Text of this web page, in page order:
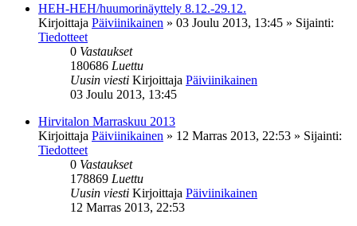
HEH-HEH/huumorinäyttely 8.12.-29.12.
Kirjoittaja Päiviinikainen » 03 Joulu 2013, 13:45 » Sijainti:
Tiedotteet
0 Vastaukset
180686 Luettu
Uusin viesti Kirjoittaja Päiviinikainen
03 Joulu 2013, 13:45
Hirvitalon Marraskuu 2013
Kirjoittaja Päiviinikainen » 12 Marras 2013, 22:53 » Sijainti:
Tiedotteet
0 Vastaukset
178869 Luettu
Uusin viesti Kirjoittaja Päiviinikainen
12 Marras 2013, 22:53